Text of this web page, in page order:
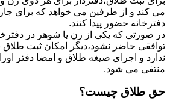
می کند و از طرفین می خواهد که برای
دفترخانه حضور پیدا کنند.
در صورتی که یکی از زن یا شوهر در
توافقی حاضر نشود،دیگر امکان ثبت
ندارد و اجرای صیغه طلاق و امضا دفتر
منتفی می شود.
حق طلاق چیست؟